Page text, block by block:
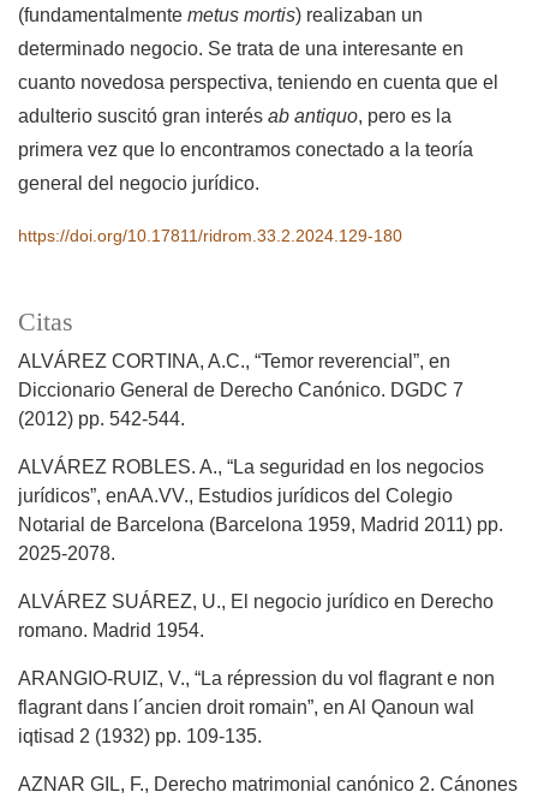
(fundamentalmente metus mortis) realizaban un
determinado negocio. Se trata de una interesante en
cuanto novedosa perspectiva, teniendo en cuenta que el
adulterio suscitó gran interés ab antiquo, pero es la
primera vez que lo encontramos conectado a la teoría
general del negocio jurídico.
https://doi.org/10.17811/ridrom.33.2.2024.129-180
Citas
ALVÁREZ CORTINA, A.C., “Temor reverencial”, en
Diccionario General de Derecho Canónico. DGDC 7
(2012) pp. 542-544.
ALVÁREZ ROBLES. A., “La seguridad en los negocios
jurídicos”, enAA.VV., Estudios jurídicos del Colegio
Notarial de Barcelona (Barcelona 1959, Madrid 2011) pp.
2025-2078.
ALVÁREZ SUÁREZ, U., El negocio jurídico en Derecho
romano. Madrid 1954.
ARANGIO-RUIZ, V., “La répression du vol flagrant e non
flagrant dans l´ancien droit romain”, en Al Qanoun wal
iqtisad 2 (1932) pp. 109-135.
AZNAR GIL, F., Derecho matrimonial canónico 2. Cánones